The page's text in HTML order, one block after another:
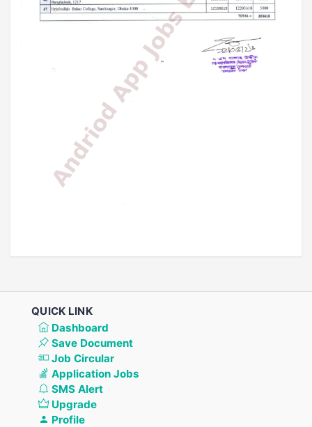
QUICK LINK
Dashboard
Save Document
Job Circular
Application Jobs
SMS Alert
Upgrade
Profile